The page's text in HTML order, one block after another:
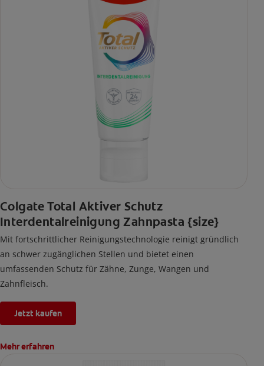
Colgate Total Aktiver Schutz
Interdentalreinigung Zahnpasta {size}
Mit fortschrittlicher Reinigungstechnologie reinigt gründlich
an schwer zugänglichen Stellen und bietet einen
umfassenden Schutz für Zähne, Zunge, Wangen und
Zahnfleisch.
Jetzt kaufen
Mehr erfahren